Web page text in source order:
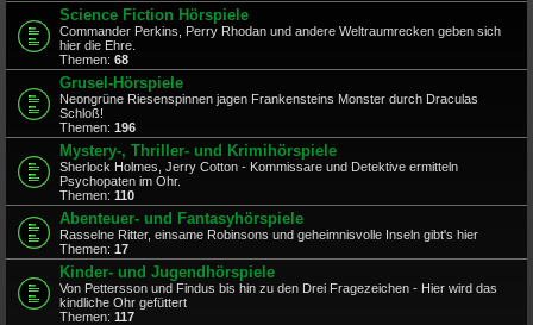
Science Fiction Hörspiele
Commander Perkins, Perry Rhodan und andere Weltraumrecken geben sich
hier die Ehre.
Themen: 68
Grusel-Hörspiele
Neongrüne Riesenspinnen jagen Frankensteins Monster durch Draculas
Schloß!
Themen: 196
Mystery-, Thriller- und Krimihörspiele
Sherlock Holmes, Jerry Cotton - Kommissare und Detektive ermitteln
Psychopaten im Ohr.
Themen: 110
Abenteuer- und Fantasyhörspiele
Rasselne Ritter, einsame Robinsons und geheimnisvolle Inseln gibt's hier
Themen: 17
Kinder- und Jugendhörspiele
Von Pettersson und Findus bis hin zu den Drei Fragezeichen - Hier wird das
kindliche Ohr gefüttert
Themen: 117